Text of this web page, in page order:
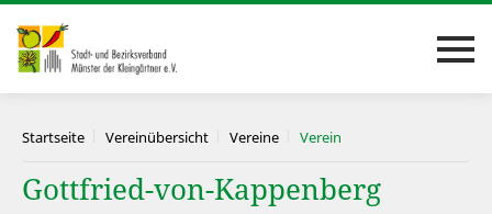
Startseite Vereinübersicht Vereine Verein
Gottfried-von-Kappenberg